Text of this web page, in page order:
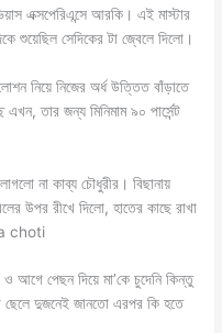
এক্সপেরিএন্সে আরকি। এই মাস্টার
শুয়েছিল সেদিকের টা জ্বেলে দিলো।
নিয়ে নিজের অর্ধ উত্তিত বাঁড়াতে
তার জন্য মিনিমাম ৯০ পার্সেন্ট
না কাব্য চৌধুরীর। বিছানায়
উপর রীখে দিলো, হাতের কাছে রাখা
choti
পেছন দিয়ে মা’কে চুদেনি কিন্তু
ছেলে দুজনেই জানতো এরপর কি হতে